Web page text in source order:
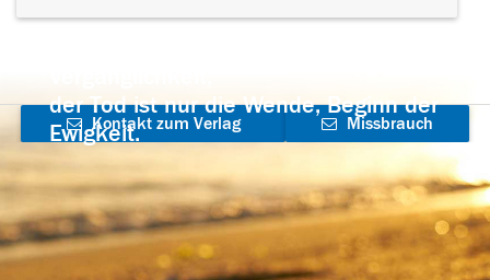
der Tod ist nur die Wende, Beginn der
Ewigkeit.
Kontakt zum Verlag
aufnehmen
Missbrauch